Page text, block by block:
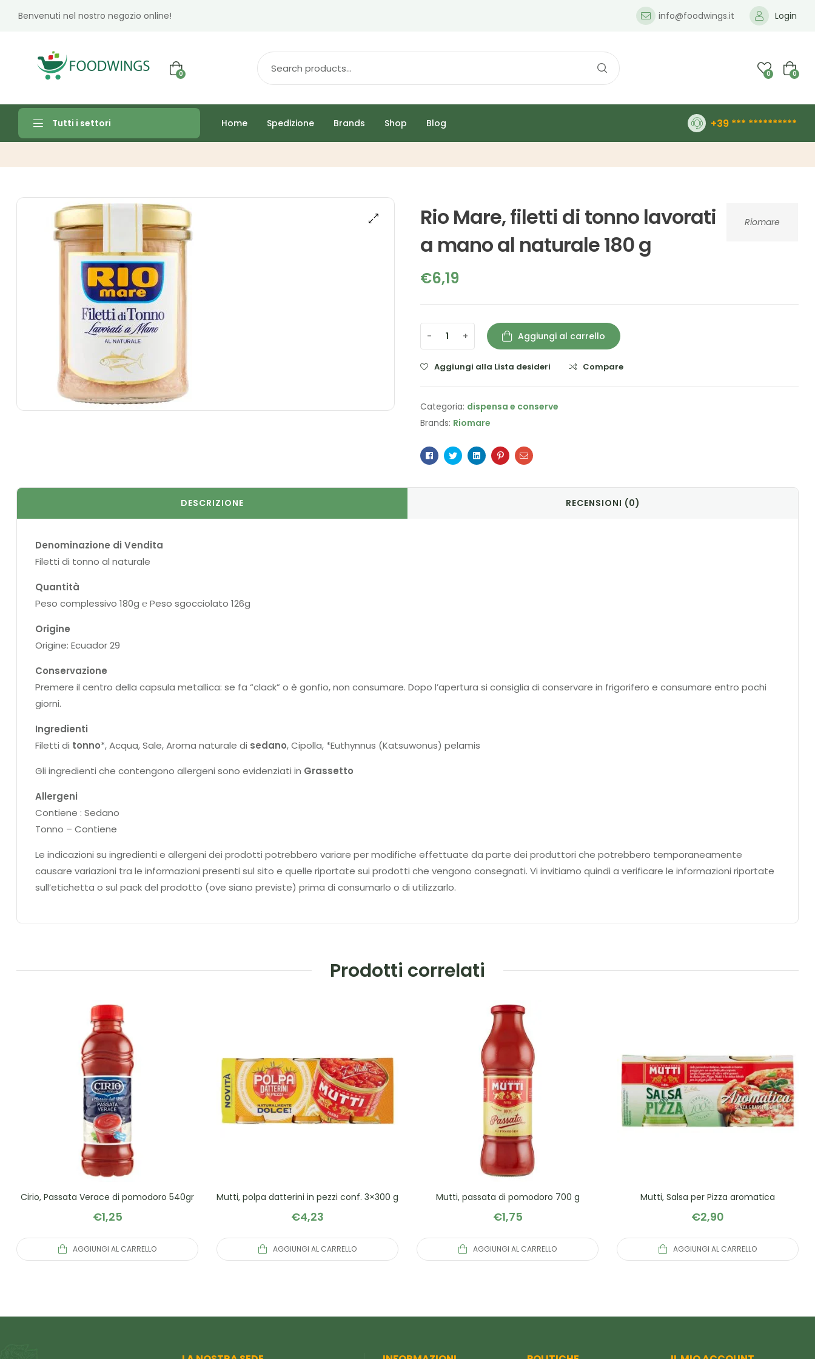
Benvenuti nel nostro negozio online! info@foodwings.it Login
0 0 0
Tutti i settori Home Spedizione Brands Shop Blog +39 *** **********
Riomare
Rio Mare, filetti di tonno lavorati
a mano al naturale 180 g
€6,19
- + Aggiungi al carrello
Aggiungi alla Lista desideri Compare
Categoria: dispensa e conserve
Brands: Riomare
Facebook
TwitterLinkedinPinterestEmail
DESCRIZIONE RECENSIONI (0)
Denominazione di Vendita
Filetti di tonno al naturale
Quantità
Peso complessivo 180g ℮ Peso sgocciolato 126g
Origine
Origine: Ecuador 29
Conservazione
Premere il centro della capsula metallica: se fa “clack” o è gonfio, non consumare. Dopo l’apertura si consiglia di conservare in frigorifero e consumare entro pochi
giorni.
Ingredienti
Filetti di tonno*, Acqua, Sale, Aroma naturale di sedano, Cipolla, *Euthynnus (Katsuwonus) pelamis
Gli ingredienti che contengono allergeni sono evidenziati in Grassetto
Allergeni
Contiene : Sedano
Tonno – Contiene
Le indicazioni su ingredienti e allergeni dei prodotti potrebbero variare per modifiche effettuate da parte dei produttori che potrebbero temporaneamente
causare variazioni tra le informazioni presenti sul sito e quelle riportate sui prodotti che vengono consegnati. Vi invitiamo quindi a verificare le informazioni riportate
sull’etichetta o sul pack del prodotto (ove siano previste) prima di consumarlo o di utilizzarlo.
Prodotti correlati
Cirio, Passata Verace di pomodoro 540gr
€1,25
AGGIUNGI AL CARRELLO
Mutti, polpa datterini in pezzi conf. 3×300 g
€4,23
AGGIUNGI AL CARRELLO
Mutti, passata di pomodoro 700 g
€1,75
AGGIUNGI AL CARRELLO
Mutti, Salsa per Pizza aromatica
€2,90
AGGIUNGI AL CARRELLO